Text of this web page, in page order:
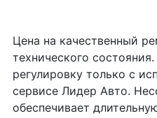
Цена на качественный
технического
регулировку только с
сервисе Лидер Авто.
обеспечивает